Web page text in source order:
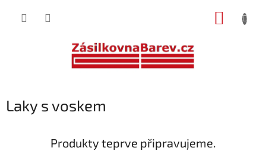
Laky s voskem
Produkty teprve připravujeme.